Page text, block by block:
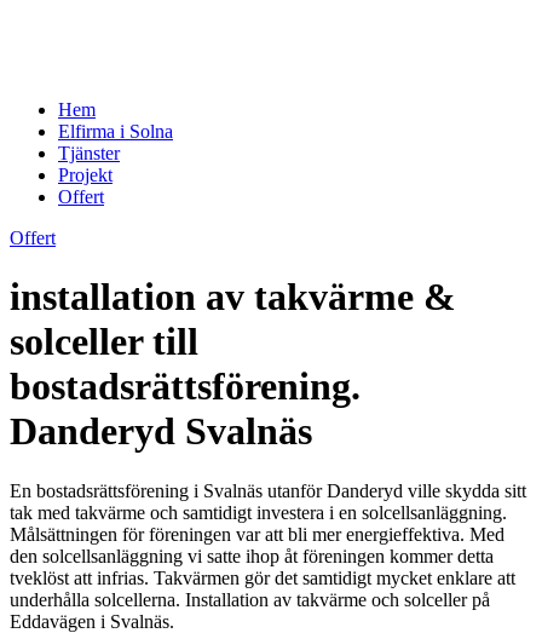
Hem
Elfirma i Solna
Tjänster
Projekt
Offert
Offert
installation av takvärme &
solceller till
bostadsrättsförening.
Danderyd Svalnäs
En bostadsrättsförening i Svalnäs utanför Danderyd ville skydda sitt
tak med takvärme och samtidigt investera i en solcellsanläggning.
Målsättningen för föreningen var att bli mer energieffektiva. Med
den solcellsanläggning vi satte ihop åt föreningen kommer detta
tveklöst att infrias. Takvärmen gör det samtidigt mycket enklare att
underhålla solcellerna. Installation av takvärme och solceller på
Eddavägen i Svalnäs.